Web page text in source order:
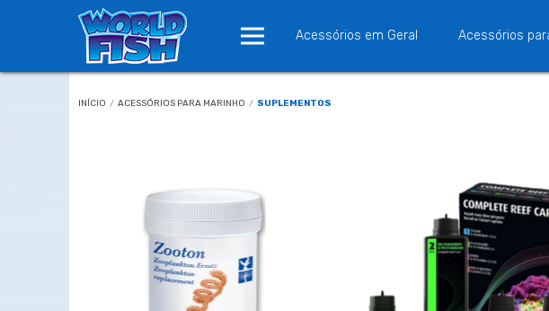
Acessórios em Geral Acessórios
INÍCIO / ACESSÓRIOS PARA MARINHO / SUPLEMENTOS